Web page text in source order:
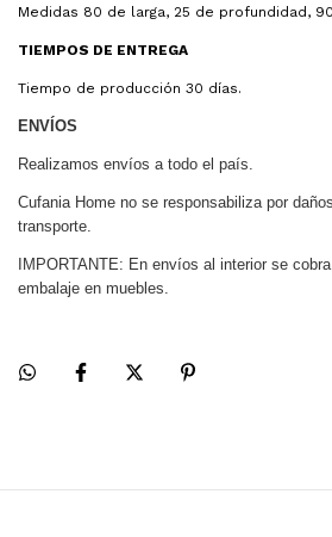
Medidas 80 de larga, 25 de profundidad,
TIEMPOS DE ENTREGA
Tiempo de producción 30 días.
ENVÍOS
Realizamos envíos a todo el país.
Cufania Home no se responsabiliza por
transporte.
IMPORTANTE: En envíos al interior se
embalaje en muebles.